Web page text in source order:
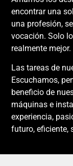
encontrar una
una profesión,
vocación. Solo
realmente mejor.
Las tareas de
Escuchamos,
beneficio de
máquinas e
experiencia,
futuro, eficiente,